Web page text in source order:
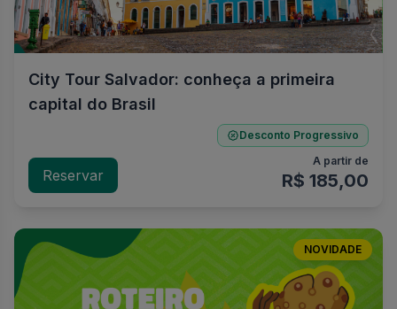
City Tour Salvador: conheça a primeira
capital do Brasil
Desconto Progressivo
Reservar
A partir de
R$ 185,00
NOVIDADE